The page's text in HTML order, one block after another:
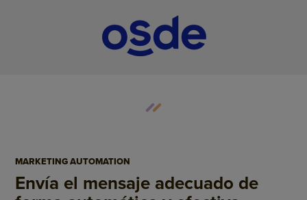
MARKETING AUTOMATION
Envía el mensaje adecuado de